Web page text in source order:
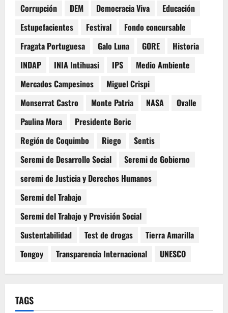
Corrupción DEM Democracia Viva
Educación
Estupefacientes
Festival
Fondo concursable
Fragata Portuguesa
Galo Luna GORE
Historia
INDAP
INIA Intihuasi IPS
Medio Ambiente
Mercados Campesinos
Miguel Crispi
Monserrat Castro
Monte Patria NASA
Ovalle
Paulina Mora
Presidente Boric
Región de Coquimbo
Riego
Sentis
Seremi de Desarrollo Social
Seremi de Gobierno
seremi de Justicia y Derechos Humanos
Seremi del Trabajo
Seremi del Trabajo y Previsión Social
Sustentabilidad
Test de drogas
Tierra Amarilla
Tongoy
Transparencia Internacional UNESCO
TAGS